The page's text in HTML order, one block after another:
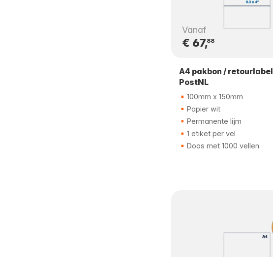
Vanaf
€ 67,88
A4 pakbon / retourlabel
PostNL
100mm x 150mm
Papier wit
Permanente lijm
1 etiket per vel
Doos met 1000 vellen